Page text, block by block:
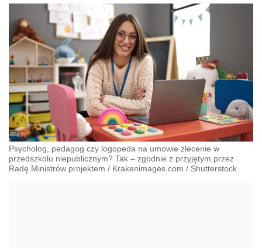
Psycholog, pedagog czy logopeda na umowie zlecenie w
przedszkolu niepublicznym? Tak – zgodnie z przyjętym przez
Radę Ministrów projektem / Krakenimages.com / Shutterstock